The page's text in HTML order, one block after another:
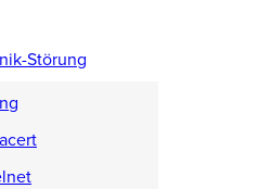
Störung